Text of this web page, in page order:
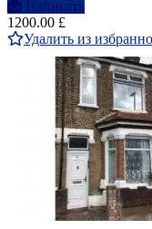
Написать
1200.00 £
Удалить из